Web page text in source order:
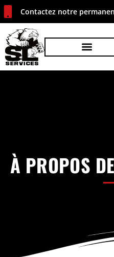
Contactez notre
À PROPOS